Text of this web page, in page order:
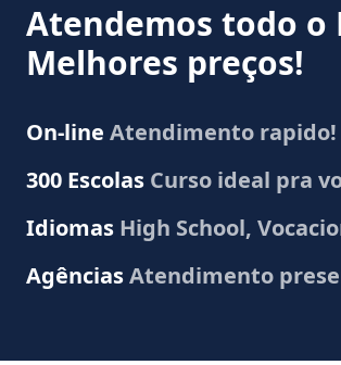
Atendemos todo o
Melhores preços!
On-line Atendimento rapido!
300 Escolas Curso ideal pra
Idiomas High School,
AgênciasAtendimento